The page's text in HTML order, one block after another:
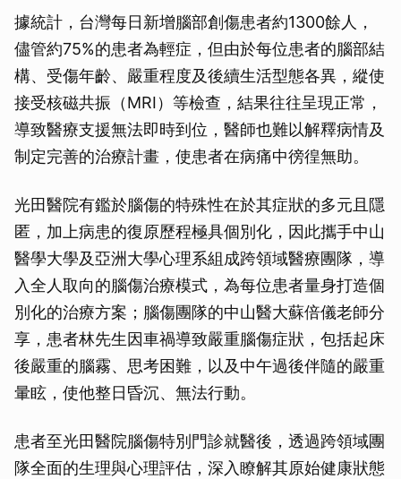
據統計，台灣每日新增腦部創傷患者約1300餘人，
儘管約75%的患者為輕症，但由於每位患者的腦部結
構、受傷年齡、嚴重程度及後續生活型態各異，縱使
接受核磁共振（MRI）等檢查，結果往往呈現正常，
導致醫療支援無法即時到位，醫師也難以解釋病情及
制定完善的治療計畫，使患者在病痛中徬徨無助。
光田醫院有鑑於腦傷的特殊性在於其症狀的多元且隱
匿，加上病患的復原歷程極具個別化，因此攜手中山
醫學大學及亞洲大學心理系組成跨領域醫療團隊，導
入全人取向的腦傷治療模式，為每位患者量身打造個
別化的治療方案；腦傷團隊的中山醫大蘇倍儀老師分
享，患者林先生因車禍導致嚴重腦傷症狀，包括起床
後嚴重的腦霧、思考困難，以及中午過後伴隨的嚴重
暈眩，使他整日昏沉、無法行動。
患者至光田醫院腦傷特別門診就醫後，透過跨領域團
隊全面的生理與心理評估，深入瞭解其原始健康狀態